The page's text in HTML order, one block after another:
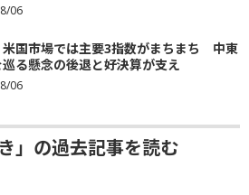
06
米国市場では主要3指数がまちまち 中東
る懸念の後退と好決算が支え
06
」の過去記事を読む